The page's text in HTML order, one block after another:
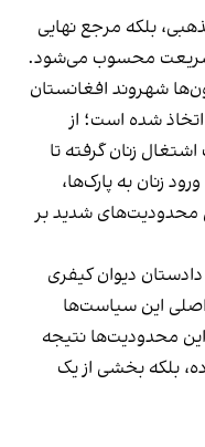
بلکه مرجع نهایی
شریعت محسوب می‌شود.
شهروند افغانستان
شده است؛ از
زنان گرفته تا
زنان به پارک‌ها،
محدودیت‌های شدید بر
دیوان کیفری
این سیاست‌ها
محدودیت‌ها نتیجه
بلکه بخشی از یک